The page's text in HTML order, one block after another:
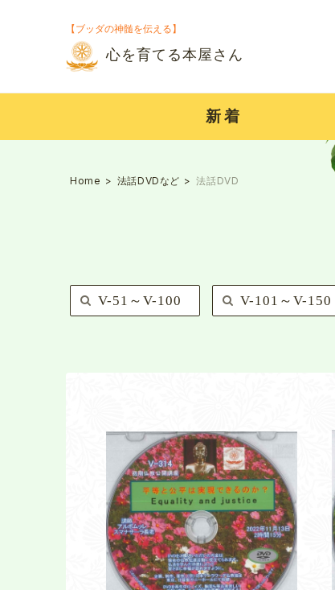
【ブッダの神髄を伝える】
心を育てる本屋さん
新着
Home 法話DVDなど 法話DVD
V-51～V-100 V-101～V-150